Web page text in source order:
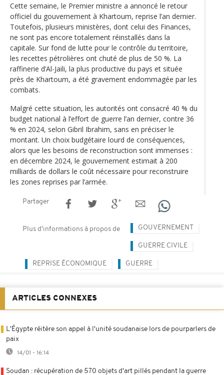
Cette semaine, le Premier ministre a annoncé le retour
officiel du gouvernement à Khartoum, reprise l’an dernier.
Toutefois, plusieurs ministères, dont celui des Finances,
ne sont pas encore totalement réinstallés dans la
capitale. Sur fond de lutte pour le contrôle du territoire,
les recettes pétrolières ont chuté de plus de 50 %. La
raffinerie d’Al-Jaili, la plus productive du pays et située
près de Khartoum, a été gravement endommagée par les
combats.
Malgré cette situation, les autorités ont consacré 40 % du
budget national à l’effort de guerre l’an dernier, contre 36
% en 2024, selon Gibril Ibrahim, sans en préciser le
montant. Un choix budgétaire lourd de conséquences,
alors que les besoins de reconstruction sont immenses :
en décembre 2024, le gouvernement estimait à 200
milliards de dollars le coût nécessaire pour reconstruire
les zones reprises par l’armée.
Partager
Plus d'informations à propos de GOUVERNEMENT
GUERRE CIVILE
REPRISE ÉCONOMIQUE GUERRE
ARTICLES CONNEXES
L'Égypte réitère son appel à l'unité soudanaise lors de pourparlers de
paix
14/01 - 16:14
Soudan : récupération de 570 objets d'art pillés pendant la guerre